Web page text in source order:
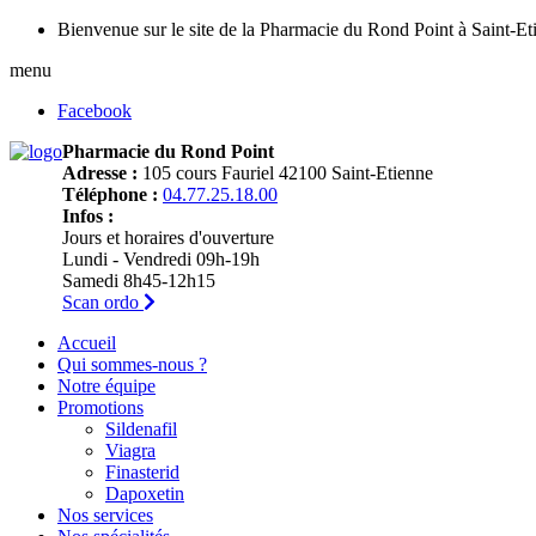
Bienvenue sur le site de la Pharmacie du Rond Point à Saint-
menu
Facebook
Pharmacie du Rond Point
Adresse : 105 cours Fauriel 42100 Saint-Etienne
Téléphone : 04.77.25.18.00
Infos :
Jours et horaires d'ouverture
Lundi - Vendredi 09h-19h
Samedi 8h45-12h15
Scan ordo
Accueil
Qui sommes-nous ?
Notre équipe
Promotions
Sildenafil
Viagra
Finasterid
Dapoxetin
Nos services